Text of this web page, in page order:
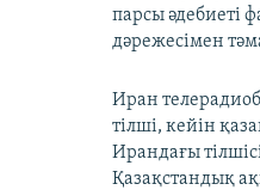
парсы әдебиеті
дәрежесімен
Иран
тілші, кейін
Ирандағы
Қазақстандық